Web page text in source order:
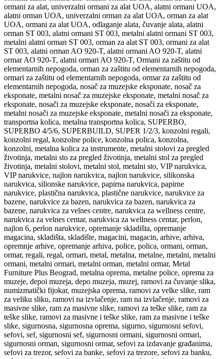
ormani za alat, univerzalni ormani za alat UOA, alatni ormani UOA,
alatni orman UOA, univerzalni orman za alat UOA, orman za alat
UOA, ormani za alat UOA, odlaganje alata, čuvanje alata, alatni
orman ST 003, alatni ormani ST 003, metalni alatni ormani ST 003,
metalni alatni orman ST 003, orman za alat ST 003, ormani za alat
ST 003, alatni orman AO 920-T, alatni ormani AO 920-T, alatni
ormar AO 920-T, alatni ormari AO 920-T, Ormani za zaštitu od
elementarnih nepogoda, orman za zaštitu od elementarnih nepogoda,
ormari za zaštitu od elementarnih nepogoda, ormar za zaštitu od
elementarnih nepogoda, nosač za muzejske eksponate, nosač za
eksponate, metalni nosač za muzejske eksponate, metalni nosač za
eksponate, nosači za muzejske eksponate, nosači za eksponate,
metalni nosači za muzejske eksponate, metalni nosači za eksponate,
transportna kolica, metalna transportna kolica, SUPERBO,
SUPERBO 4/5/6, SUPERBUILD, SUPER 1/2/3, konzolni regali,
konzolni regal, konzolne police, konzolna polica, konzolna,
konzolni, metalna kolica za instrumente, metalni stolovi za pregled
životinja, metalni sto za pregled životinja, metalni stol za pregled
životinja, metalni stolovi, metalni stol, metalni sto, VIP narukvica,
VIP narukvice, najlon narukvica, najlon narukvice, silikonska
narukvica, silionske narukvice, papirna narukvica, papirne
narukvice, plastična narukvica, plastične narukvice, narukvice za
bazene, narukvice za bazen, narukvica za bazen, narukvica za
bazene, narukvica za velnes centre, narukvica za wellness centre,
narukvica za velnes centar, narukvica za wellness centar, perlon,
najlon 6, perlon narukvice, opremanje skladišta, opremanje
magacina, skladišta, skladište, magacini, magacin, arhive, arhiva,
opremnje arhive, opremanje arhiva, police, polica, ormani, orman,
ormar, regali, regal, ormari, metal, metalna, metalne, metalni, metalni
ormani, metalni ormari, metalni orman, metalni ormar, Metal
Furniture Plus Beograd, metalna oprema, metalne police, oprema za
muzeje, depoi muzeja, depo muzeja, muzej, ramovi za čuvanje slika,
numizmatički fijokar, muzejska oprema, ramovi za velke slike, ram
za veliku sliku, ramovi na izvlačenje, ram na izvlačenje, ramovi za
masivne slike, ram za masivne slike, ramovi za teške slike, ram za
teške slike, ramovi za masivne i teške slike, ram za masivne i teške
slike, sigurnosna, sigurnosna oprema, sigurno, sigurnosni sefovi,
sefovi, sef, sigurnosni sef, sigurnosni ormani, sigurnosni ormari,
sigurnosni orman, sigurnosni ormar, sefovi za izdavanje građanima,
sefovi za trezor, sefovi za banke, sefovi za trezore, sefovi za banku,